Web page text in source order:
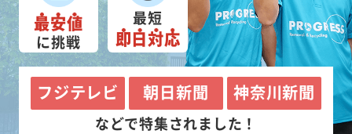
最安値
に挑戦
最短
即日対応
フジテレビ 朝日新聞 神奈川新聞
などで特集されました！